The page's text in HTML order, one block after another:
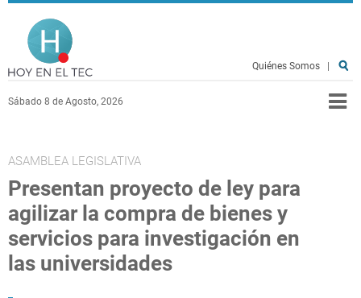
Pasar al contenido principal
Sábado 8 de Agosto, 2026
Quiénes Somos
ASAMBLEA LEGISLATIVA
Presentan proyecto de ley para
agilizar la compra de bienes y
servicios para investigación en
las universidades